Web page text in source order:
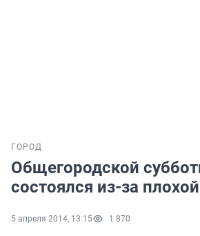
ГОРОД
Общегородской
состоялся из-за
5 апреля 2014, 13:15 1 870